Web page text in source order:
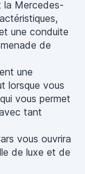
la Mercedes-
une conduite
de
une
lorsque vous
vous permet
tant
vous ouvrira
de luxe et de